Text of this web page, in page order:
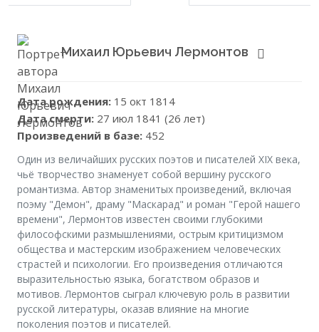
Михаил Юрьевич Лермонтов
Дата рождения: 15 окт 1814
Дата смерти: 27 июл 1841 (26 лет)
Произведений в базе: 452
Один из величайших русских поэтов и писателей XIX века,
чьё творчество знаменует собой вершину русского
романтизма. Автор знаменитых произведений, включая
поэму "Демон", драму "Маскарад" и роман "Герой нашего
времени", Лермонтов известен своими глубокими
философскими размышлениями, острым критицизмом
общества и мастерским изображением человеческих
страстей и психологии. Его произведения отличаются
выразительностью языка, богатством образов и
мотивов. Лермонтов сыграл ключевую роль в развитии
русской литературы, оказав влияние на многие
поколения поэтов и писателей.